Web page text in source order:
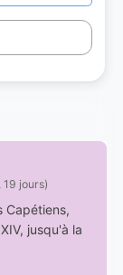
19 jours)
Capétiens,
jusqu'à la